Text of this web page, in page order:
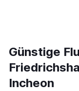
Günstige
Incheon